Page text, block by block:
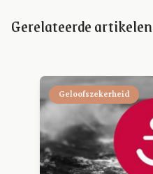
Gerelateerde artikelen
Geloofszekerheid